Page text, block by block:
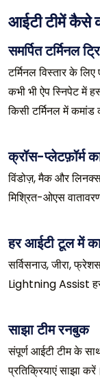
आईटी टीमें कैसे
समर्पित टर्मिनल
टर्मिनल विस्तार के
कभी भी ऐप स्निपेट में
किसी टर्मिनल में कमांड
क्रॉस-प्लेटफ़ॉर्म
विंडोज़, मैक और
मिश्रित-ओएस
हर आईटी टूल में
सर्विसनाउ, जीरा,
Lightning Assist
साझा टीम रनबुक
संपूर्ण आईटी टीम के
प्रतिक्रियाएं साझा